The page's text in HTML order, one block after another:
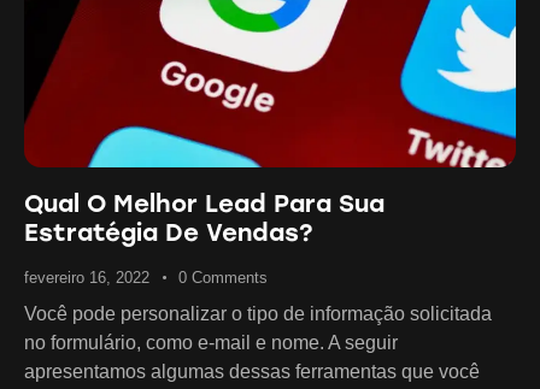
Qual O Melhor Lead Para Sua
Estratégia De Vendas?
fevereiro 16, 2022 0 Comments
Você pode personalizar o tipo de informação solicitada
no formulário, como e-mail e nome. A seguir
apresentamos algumas dessas ferramentas que você